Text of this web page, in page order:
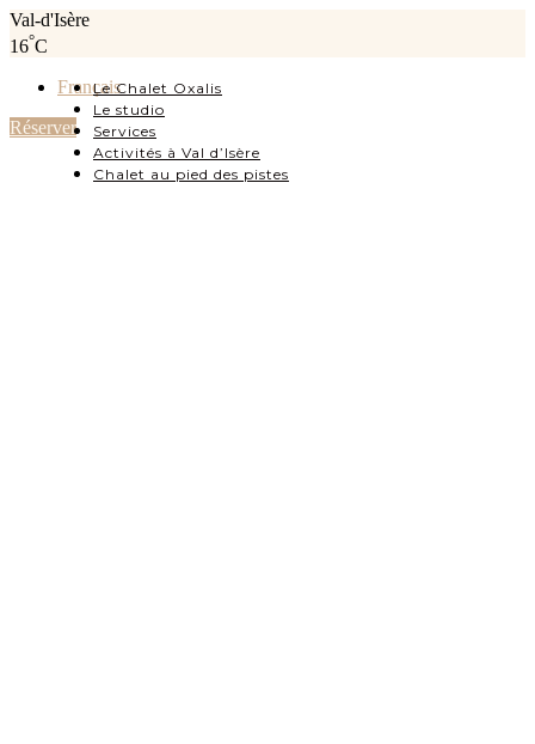
Val-d'Isère
16°C
Français
Réserver
Le Chalet Oxalis
Le studio
Services
Activités à Val d’Isère
Chalet au pied des pistes